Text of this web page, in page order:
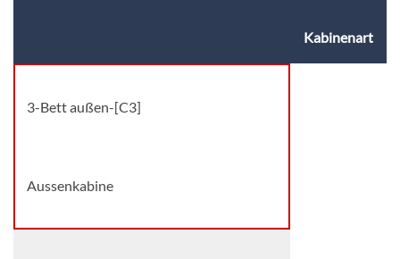
Kabinenart
3-Bett außen-[C3]
Aussenkabine